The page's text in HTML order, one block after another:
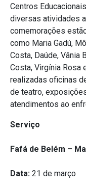
Centros
diversas atividades
comemorações
como Maria Gadú,
Costa, Daúde, Vânia
Costa, Virgínia Rosa
realizadas oficinas
de teatro,
atendimentos ao
Serviço
Fafá de Belém –
Data: 21 de março